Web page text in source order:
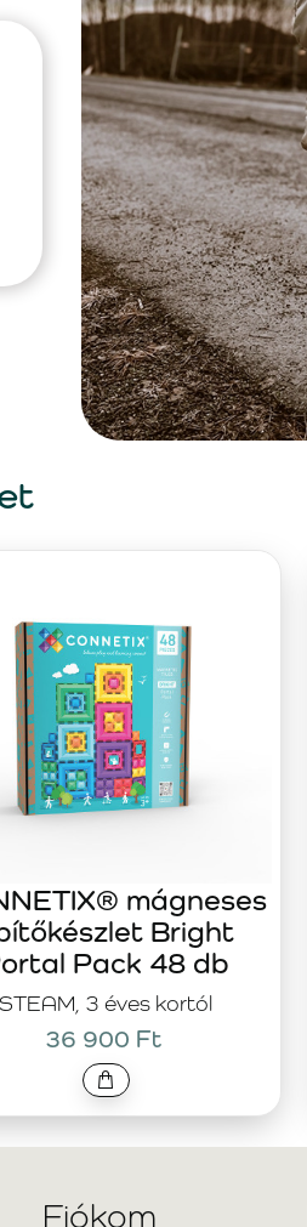
STEAM, 3 éves kortól
mágneses
Bright
Pack 48 db
36 900 Ft
Fiókom